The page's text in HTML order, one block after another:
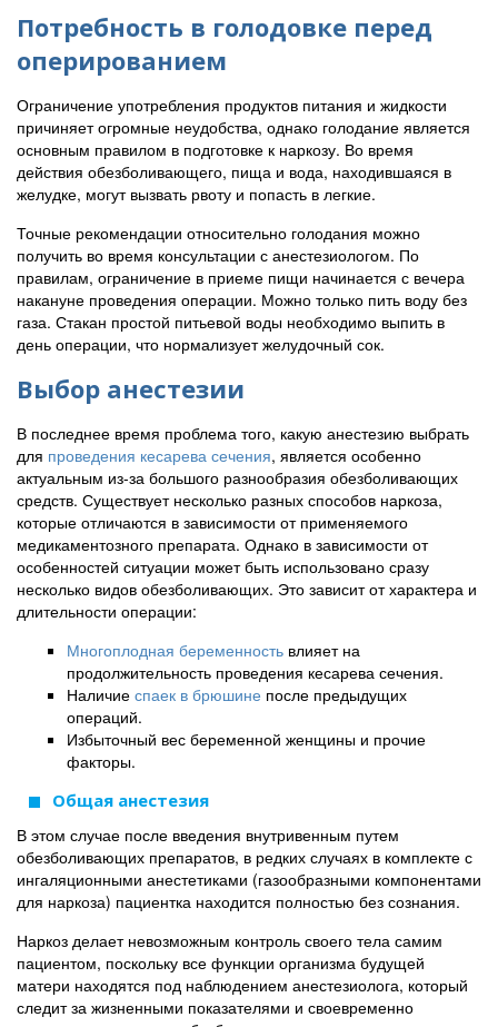
Потребность в голодовке перед
оперированием
Ограничение употребления продуктов питания и жидкости
причиняет огромные неудобства, однако голодание является
основным правилом в подготовке к наркозу. Во время
действия обезболивающего, пища и вода, находившаяся в
желудке, могут вызвать рвоту и попасть в легкие.
Точные рекомендации относительно голодания можно
получить во время консультации с анестезиологом. По
правилам, ограничение в приеме пищи начинается с вечера
накануне проведения операции. Можно только пить воду без
газа. Стакан простой питьевой воды необходимо выпить в
день операции, что нормализует желудочный сок.
Выбор анестезии
В последнее время проблема того, какую анестезию выбрать
для проведения кесарева сечения, является особенно
актуальным из-за большого разнообразия обезболивающих
средств. Существует несколько разных способов наркоза,
которые отличаются в зависимости от применяемого
медикаментозного препарата. Однако в зависимости от
особенностей ситуации может быть использовано сразу
несколько видов обезболивающих. Это зависит от характера и
длительности операции:
Многоплодная беременность влияет на
продолжительность проведения кесарева сечения.
Наличие спаек в брюшине после предыдущих
операций.
Избыточный вес беременной женщины и прочие
факторы.
Общая анестезия
В этом случае после введения внутривенным путем
обезболивающих препаратов, в редких случаях в комплекте с
ингаляционными анестетиками (газообразными компонентами
для наркоза) пациентка находится полностью без сознания.
Наркоз делает невозможным контроль своего тела самим
пациентом, поскольку все функции организма будущей
матери находятся под наблюдением анестезиолога, который
следит за жизненными показателями и своевременно